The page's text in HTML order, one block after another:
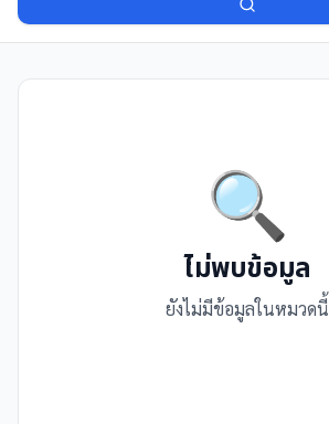
🔍
ไม่พบข้อมูล
ยังไม่มีข้อมูลในหมวดนี้